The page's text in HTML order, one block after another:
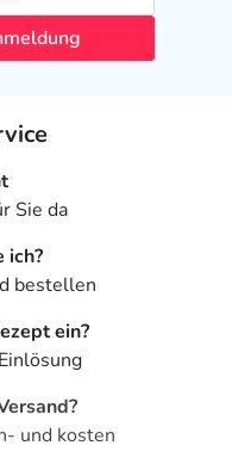
Sie da
ich?
bestellen
ein?
und kosten